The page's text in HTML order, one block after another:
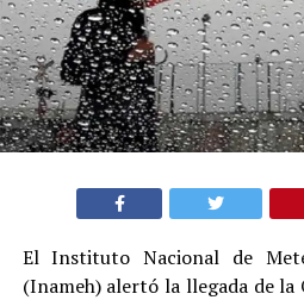
El Instituto Nacional de
(Inameh) alertó la llegada de